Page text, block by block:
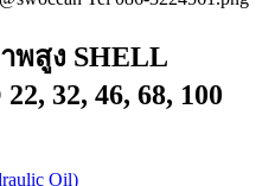
สูง SHELL
32, 46, 68, 100
Oil)